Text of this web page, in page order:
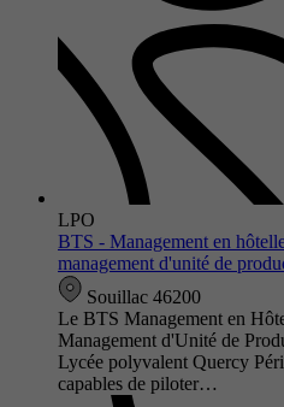
LPO
BTS - Management en
management d'unité de
Souillac 46200
Le BTS Management en
Management d'Unité de
Lycée polyvalent Quercy
capables de piloter…